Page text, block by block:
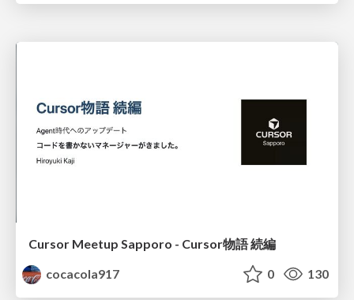
Cursor Meetup Sapporo - Cursor物語 続編
cocacola917
0 130